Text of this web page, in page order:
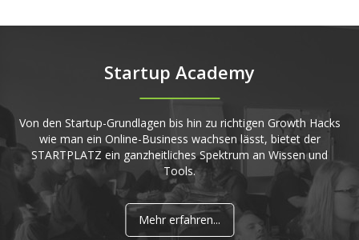
Startup Academy
Von den Startup-Grundlagen bis hin zu richtigen Growth Hacks
wie man ein Online-Business wachsen lässt, bietet der
STARTPLATZ ein ganzheitliches Spektrum an Wissen und
Tools.
Mehr erfahren...